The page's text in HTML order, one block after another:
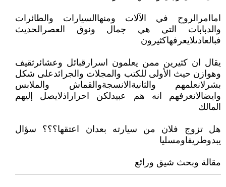
اماامرالروح في الآلات ومنهاالسيارات والطائرات
والدبابات التي هي جمال ونوق العصرالحديث
فبالعادىلايعرفهاكثيرون
يقال ان كثيرين ممن يعلمون اسرارقبائل وعشائرثقيف
وهوازن حيث الأولى للكتب والمجلات والجرائدعلى شكل
بشرلانعلمهم والثانيةالانسجةوالقماش والملابس
وايضالانعرفهم انه هم عبيدلكن احراراذلايصل إليهم
المالك
هل تزوج فلان من سيارته بعدان اعتقها؟؟؟ سؤال
يبدوطريفاومسليا
مقالة وبحث شيق ورائع